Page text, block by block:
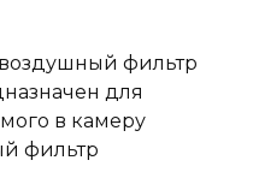
воздушный фильтр
для
в камеру
фильтр